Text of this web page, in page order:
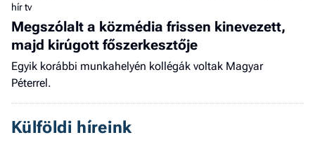
hír tv
Megszólalt a közmédia frissen kinevezett,
majd kirúgott főszerkesztője
Egyik korábbi munkahelyén kollégák voltak Magyar
Péterrel.
Külföldi híreink